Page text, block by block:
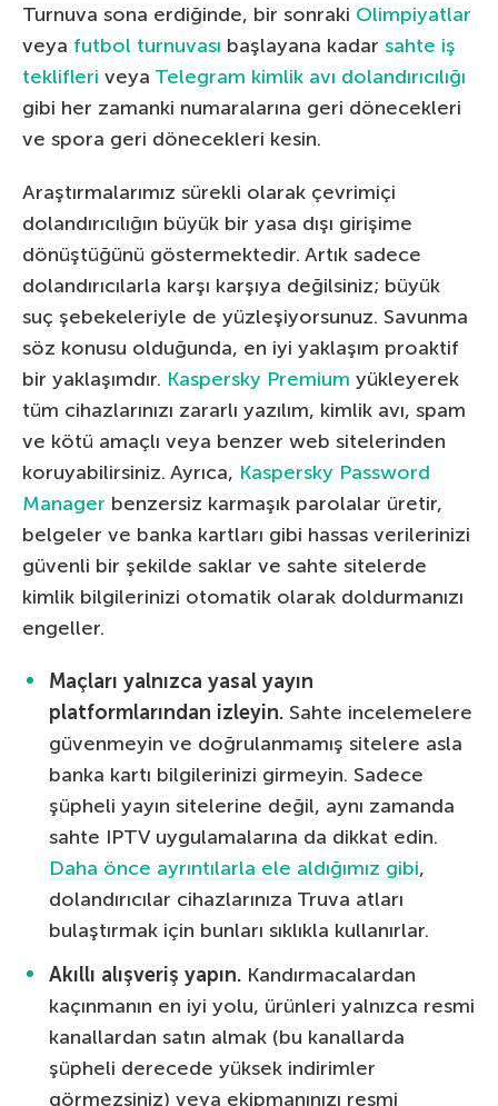
Turnuva sona erdiğinde, bir sonraki Olimpiyatlar
veya futbol turnuvası başlayana kadar sahte iş
teklifleri veya Telegram kimlik avı dolandırıcılığı
gibi her zamanki numaralarına geri dönecekleri
ve spora geri dönecekleri kesin.
Araştırmalarımız sürekli olarak çevrimiçi
dolandırıcılığın büyük bir yasa dışı girişime
dönüştüğünü göstermektedir. Artık sadece
dolandırıcılarla karşı karşıya değilsiniz; büyük
suç şebekeleriyle de yüzleşiyorsunuz. Savunma
söz konusu olduğunda, en iyi yaklaşım proaktif
bir yaklaşımdır. Kaspersky Premium yükleyerek
tüm cihazlarınızı zararlı yazılım, kimlik avı, spam
ve kötü amaçlı veya benzer web sitelerinden
koruyabilirsiniz. Ayrıca, Kaspersky Password
Manager benzersiz karmaşık parolalar üretir,
belgeler ve banka kartları gibi hassas verilerinizi
güvenli bir şekilde saklar ve sahte sitelerde
kimlik bilgilerinizi otomatik olarak doldurmanızı
engeller.
Maçları yalnızca yasal yayın
platformlarından izleyin. Sahte incelemelere
güvenmeyin ve doğrulanmamış sitelere asla
banka kartı bilgilerinizi girmeyin. Sadece
şüpheli yayın sitelerine değil, aynı zamanda
sahte IPTV uygulamalarına da dikkat edin.
Daha önce ayrıntılarla ele aldığımız gibi,
dolandırıcılar cihazlarınıza Truva atları
bulaştırmak için bunları sıklıkla kullanırlar.
Akıllı alışveriş yapın. Kandırmacalardan
kaçınmanın en iyi yolu, ürünleri yalnızca resmi
kanallardan satın almak (bu kanallarda
şüpheli derecede yüksek indirimler
görmezsiniz) veya ekipmanınızı resmi